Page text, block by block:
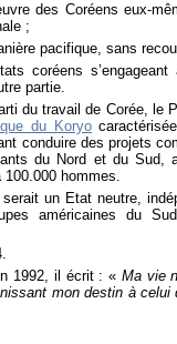
des Coréens eux-
;
pacifique, sans
coréens
partie.
du travail de Corée, le
du Koryo
conduire des projets
du Nord et du Sud,
100.000 hommes.
un Etat neutre,
américaines du
1992, il écrit : « Ma vie
mon destin à